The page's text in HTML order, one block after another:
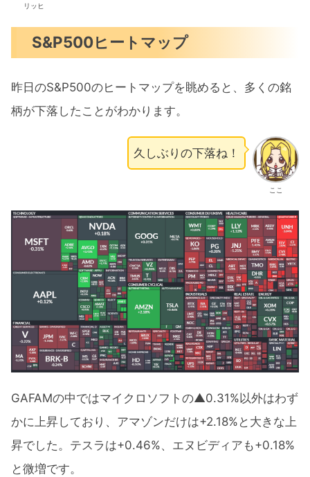
リッヒ
S&P500ヒートマップ
昨日のS&P500のヒートマップを眺めると、多くの銘
柄が下落したことがわかります。
ここ
久しぶりの下落ね！
GAFAMの中ではマイクロソフトの▲0.31%以外はわず
かに上昇しており、アマゾンだけは+2.18%と大きな上
昇でした。テスラは+0.46%、エヌビディアも+0.18%
と微増です。